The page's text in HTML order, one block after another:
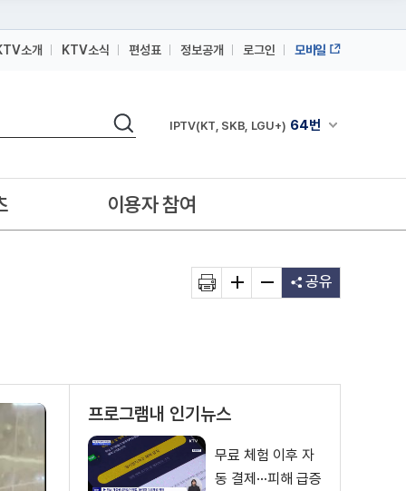
소개 KTV소식 편성표 정보공개 로그인 모바일
검색 채널안내 펼쳐
IPTV(KT, SKB, LGU+) 64번
IPTV(KT, SKB, LGU+)
이용자 참여
공유
프로그램내 인기뉴스
무료 체험 이후 자
동 결제···피해 급증